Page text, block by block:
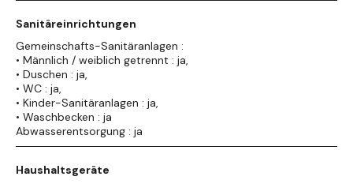
Sanitäreinrichtungen
Gemeinschafts-Sanitäranlagen :
• Männlich / weiblich getrennt : ja,
• Duschen : ja,
• WC : ja,
• Kinder-Sanitäranlagen : ja,
• Waschbecken : ja
Abwasserentsorgung : ja
Haushaltsgeräte